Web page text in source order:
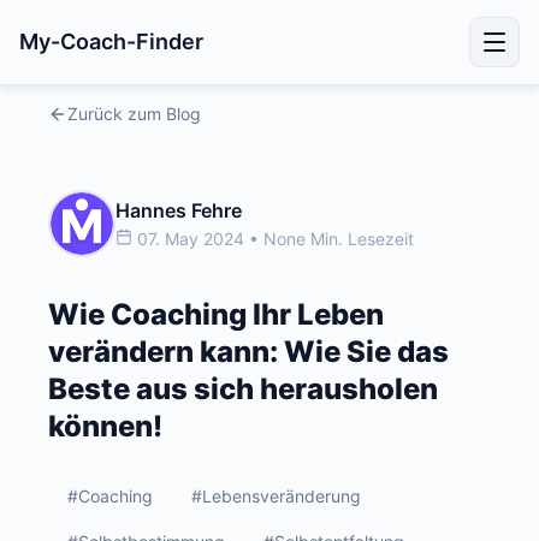
My-Coach-Finder
Zurück zum Blog
Hannes Fehre
07. May 2024 • None Min. Lesezeit
Wie Coaching Ihr Leben
verändern kann: Wie Sie das
Beste aus sich herausholen
können!
#Coaching #Lebensveränderung